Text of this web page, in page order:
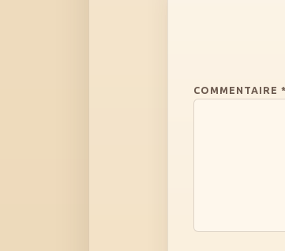
COMMENTAIRE *